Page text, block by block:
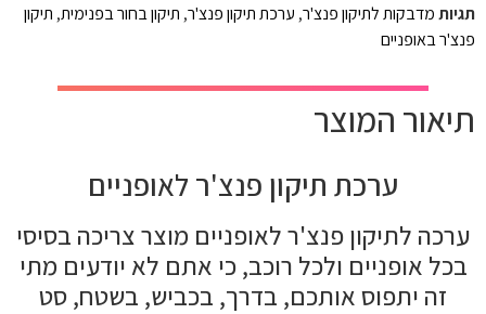
תגיותמדבקות לתיקון פנצ'ר, ערכת תיקון פנצ'ר, תיקון בחור בפנימית, תיקון
פנצ'ר באופניים
תיאור המוצר
ערכת תיקון פנצ'ר לאופניים
ערכה לתיקון פנצ'ר לאופניים מוצר צריכה בסיסי
בכל אופניים ולכל רוכב, כי אתם לא יודעים מתי
זה יתפוס אותכם, בדרך, בכביש, בשטח, סט